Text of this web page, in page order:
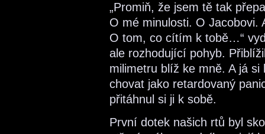
„Promiň, že jsem tě tak
O mé minulosti. O Jacobovi.
O tom, co cítím k tobě…“
ale rozhodující pohyb.
milimetru blíž ke mně. A já
chovat jako retardovaný
přitáhnul si ji k sobě.
První dotek našich rtů byl